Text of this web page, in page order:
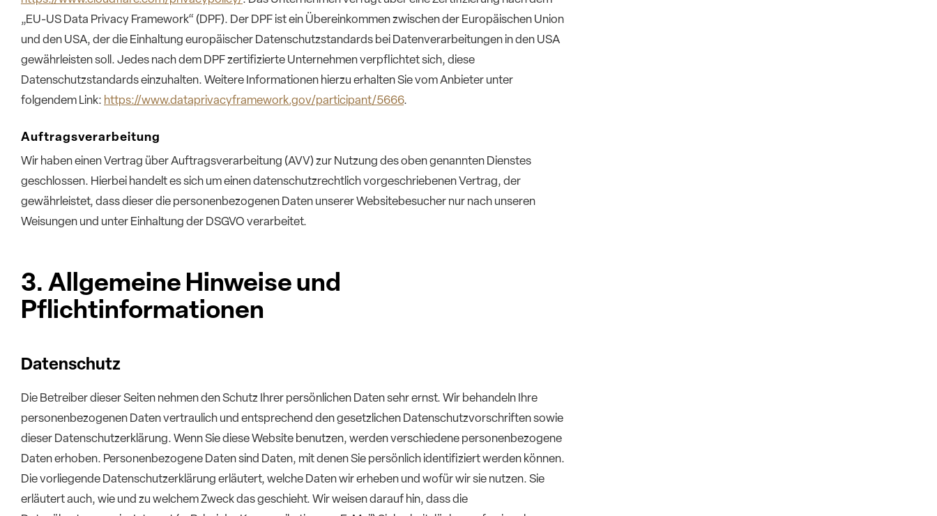
„EU-US Data Privacy Framework“ (DPF). Der DPF ist ein Übereinkommen zwischen der Europäischen Union
und den USA, der die Einhaltung europäischer Datenschutzstandards bei Datenverarbeitungen in den USA
gewährleisten soll. Jedes nach dem DPF zertifizierte Unternehmen verpflichtet sich, diese
Datenschutzstandards einzuhalten. Weitere Informationen hierzu erhalten Sie vom Anbieter unter
folgendem Link: https://www.dataprivacyframework.gov/participant/5666.
Auftragsverarbeitung
Wir haben einen Vertrag über Auftragsverarbeitung (AVV) zur Nutzung des oben genannten Dienstes
geschlossen. Hierbei handelt es sich um einen datenschutzrechtlich vorgeschriebenen Vertrag, der
gewährleistet, dass dieser die personenbezogenen Daten unserer Websitebesucher nur nach unseren
Weisungen und unter Einhaltung der DSGVO verarbeitet.
3. Allgemeine Hinweise und
Pflicht­informationen
Datenschutz
Die Betreiber dieser Seiten nehmen den Schutz Ihrer persönlichen Daten sehr ernst. Wir behandeln Ihre
personenbezogenen Daten vertraulich und entsprechend den gesetzlichen Datenschutzvorschriften sowie
dieser Datenschutzerklärung. Wenn Sie diese Website benutzen, werden verschiedene personenbezogene
Daten erhoben. Personenbezogene Daten sind Daten, mit denen Sie persönlich identifiziert werden können.
Die vorliegende Datenschutzerklärung erläutert, welche Daten wir erheben und wofür wir sie nutzen. Sie
erläutert auch, wie und zu welchem Zweck das geschieht. Wir weisen darauf hin, dass die